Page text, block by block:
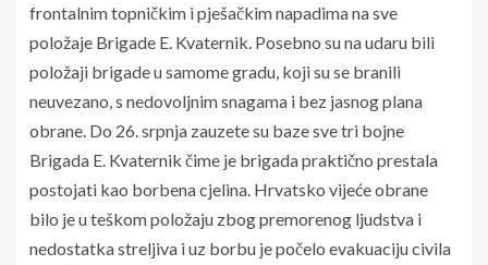
frontalnim topničkim i pješačkim napadima na sve
položaje Brigade E. Kvaternik. Posebno su na udaru bili
položaji brigade u samome gradu, koji su se branili
neuvezano, s nedovoljnim snagama i bez jasnog plana
obrane. Do 26. srpnja zauzete su baze sve tri bojne
Brigada E. Kvaternik čime je brigada praktično prestala
postojati kao borbena cjelina. Hrvatsko vijeće obrane
bilo je u teškom položaju zbog premorenog ljudstva i
nedostatka streljiva i uz borbu je počelo evakuaciju civila